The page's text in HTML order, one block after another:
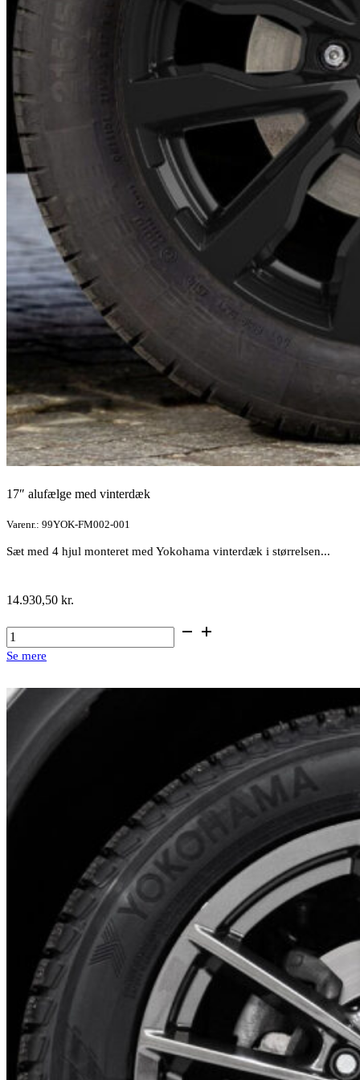
17″ alufælge med vinterdæk
Varenr.: 99YOK-FM002-001
Sæt med 4 hjul monteret med Yokohama vinterdæk i størrelsen...
14.930,50 kr.
17"
alufælge
med
antal
Se mere